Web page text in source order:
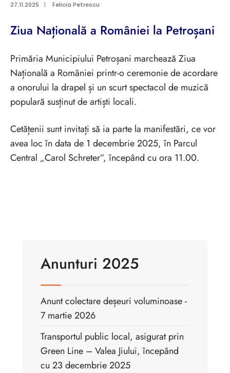
27.11.2025 | Felicia Petrescu
Ziua Națională a României la Petroșani
Primăria Municipiului Petroșani marchează Ziua
Națională a României printr-o ceremonie de acordare
a onorului la drapel și un scurt spectacol de muzică
populară susținut de artiști locali.
Cetățenii sunt invitați să ia parte la manifestări, ce vor
avea loc în data de 1 decembrie 2025, în Parcul
Central „Carol Schreter”, începând cu ora 11.00.
Anunturi 2025
Anunt colectare deșeuri voluminoase -
7 martie 2026
Transportul public local, asigurat prin
Green Line – Valea Jiului, începând
cu 23 decembrie 2025